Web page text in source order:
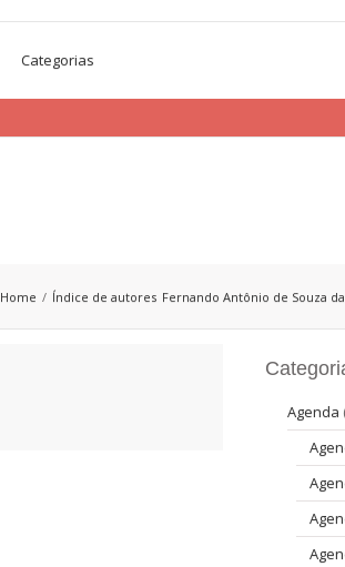
Categorias
Home Índice de autores Fernando Antônio de Souza
Agenda